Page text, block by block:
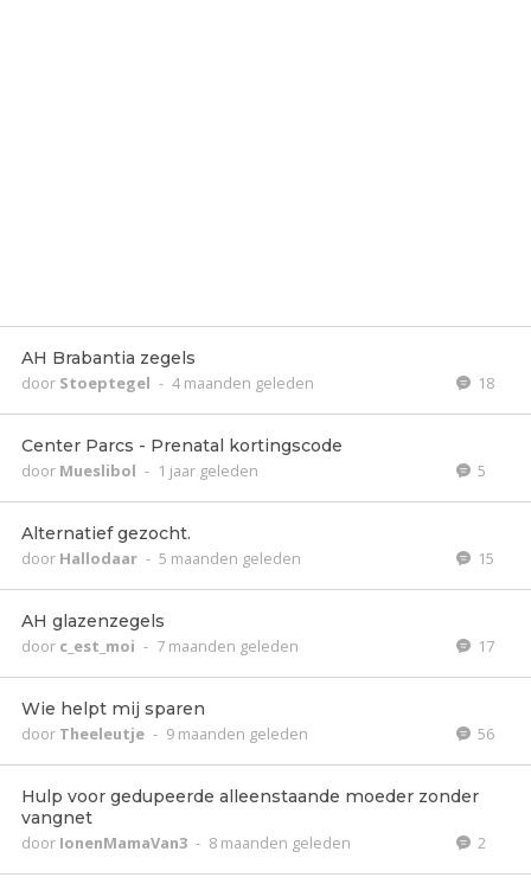
AH Brabantia zegels
door Stoeptegel - 4 maanden geleden 18
Center Parcs - Prenatal kortingscode
door Mueslibol - 1 jaar geleden 5
Alternatief gezocht.
door Hallodaar - 5 maanden geleden 15
AH glazenzegels
door c_est_moi - 7 maanden geleden 17
Wie helpt mij sparen
door Theeleutje - 9 maanden geleden 56
Hulp voor gedupeerde alleenstaande moeder zonder
vangnet
door IonenMamaVan3 - 8 maanden geleden 2